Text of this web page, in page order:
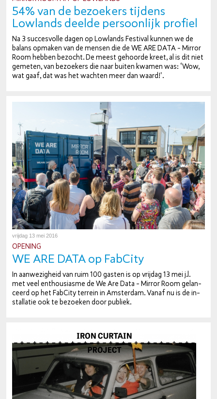
54% van de bezoekers tijdens
Lowlands deelde per­soon­lijk profiel
Na 3 suc­ces­vol­le dagen op Lowlands Festival kunnen we de
balans opmaken van de mensen die de WE ARE DATA - Mirror
Room hebben bezocht. De meest gehoorde kreet, al is dit niet
gemeten, van bezoekers die naar buiten kwamen was: ‘Wow,
wat gaaf, dat was het wachten meer dan waard!'.
vrijdag 13 mei 2016
OPENING
WE ARE DATA op FabCity
In aan­we­zig­heid van ruim 100 gasten is op vrijdag 13 mei j.l.
met veel en­thou­si­as­me de We Are Data - Mirror Room ge­lan­
ceerd op het FabCity terrein in Amsterdam. Vanaf nu is de in­
stal­la­tie ook te bezoeken door publiek.